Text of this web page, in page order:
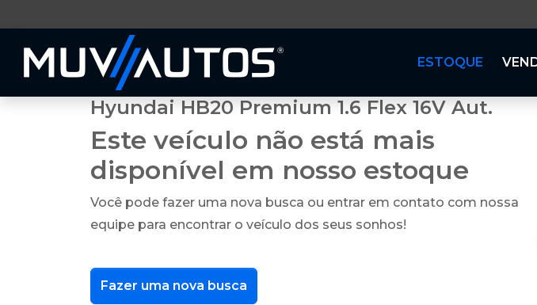
ESTOQUE
Hyundai HB20 Premium 1.6 Flex 16V Aut.
Este veículo não está mais
disponível em nosso estoque
Você pode fazer uma nova busca ou entrar em contato com nossa
equipe para encontrar o veículo dos seus sonhos!
Fazer uma nova busca